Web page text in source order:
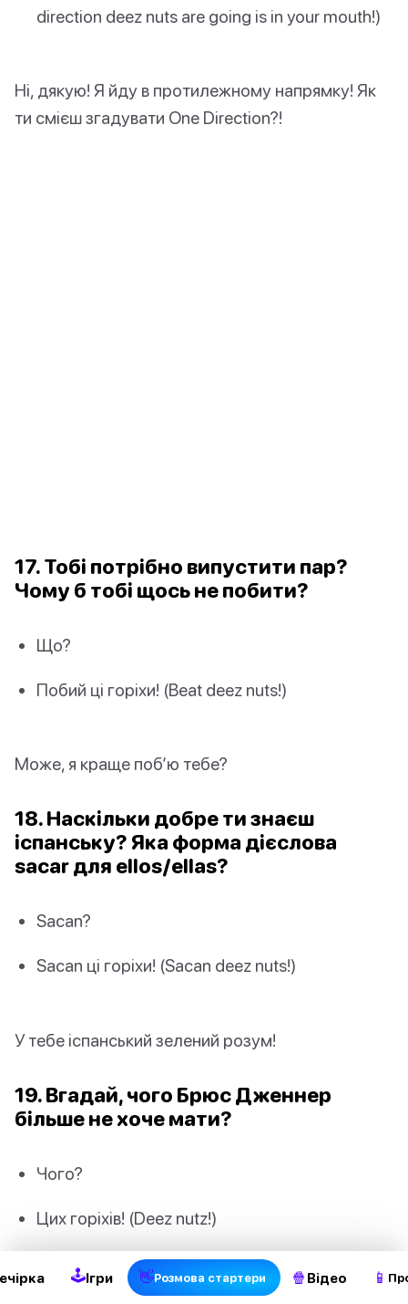
direction deez nuts are going is in your mouth!)
Ні, дякую! Я йду в протилежному напрямку! Як
ти смієш згадувати One Direction?!
17. Тобі потрібно випустити пар?
Чому б тобі щось не побити?
Що?
Побий ці горіхи! (Beat deez nuts!)
Може, я краще поб’ю тебе?
18. Наскільки добре ти знаєш
іспанську? Яка форма дієслова
sacar для ellos/ellas?
Sacan?
Sacan ці горіхи! (Sacan deez nuts!)
У тебе іспанський зелений розум!
19. Вгадай, чого Брюс Дженнер
більше не хоче мати?
Чого?
Цих горіхів! (Deez nutz!)
Я злий, якщо думаю, що це смішно?
🕹Ігри 👋Pозмова стартери 🍿 Відео 📱